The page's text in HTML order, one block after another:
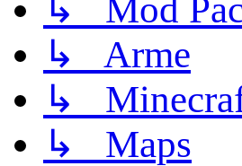
↳ Mod
↳ Arme
↳
↳ Maps